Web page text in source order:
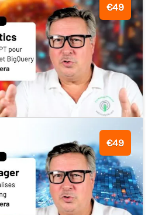
€49
€49